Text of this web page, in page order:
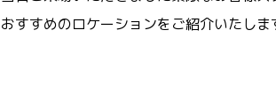
おすすめのロケーションをご紹介いたし